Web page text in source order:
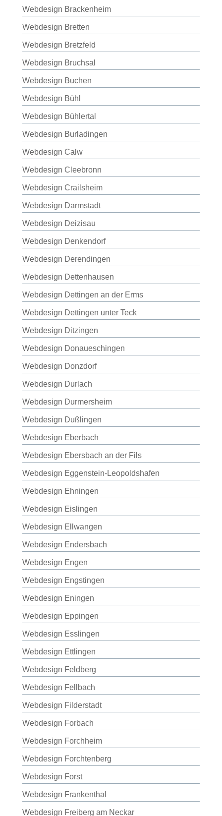
Webdesign Brackenheim
Webdesign Bretten
Webdesign Bretzfeld
Webdesign Bruchsal
Webdesign Buchen
Webdesign Bühl
Webdesign Bühlertal
Webdesign Burladingen
Webdesign Calw
Webdesign Cleebronn
Webdesign Crailsheim
Webdesign Darmstadt
Webdesign Deizisau
Webdesign Denkendorf
Webdesign Derendingen
Webdesign Dettenhausen
Webdesign Dettingen an der Erms
Webdesign Dettingen unter Teck
Webdesign Ditzingen
Webdesign Donaueschingen
Webdesign Donzdorf
Webdesign Durlach
Webdesign Durmersheim
Webdesign Dußlingen
Webdesign Eberbach
Webdesign Ebersbach an der Fils
Webdesign Eggenstein-Leopoldshafen
Webdesign Ehningen
Webdesign Eislingen
Webdesign Ellwangen
Webdesign Endersbach
Webdesign Engen
Webdesign Engstingen
Webdesign Eningen
Webdesign Eppingen
Webdesign Esslingen
Webdesign Ettlingen
Webdesign Feldberg
Webdesign Fellbach
Webdesign Filderstadt
Webdesign Forbach
Webdesign Forchheim
Webdesign Forchtenberg
Webdesign Forst
Webdesign Frankenthal
Webdesign Freiberg am Neckar